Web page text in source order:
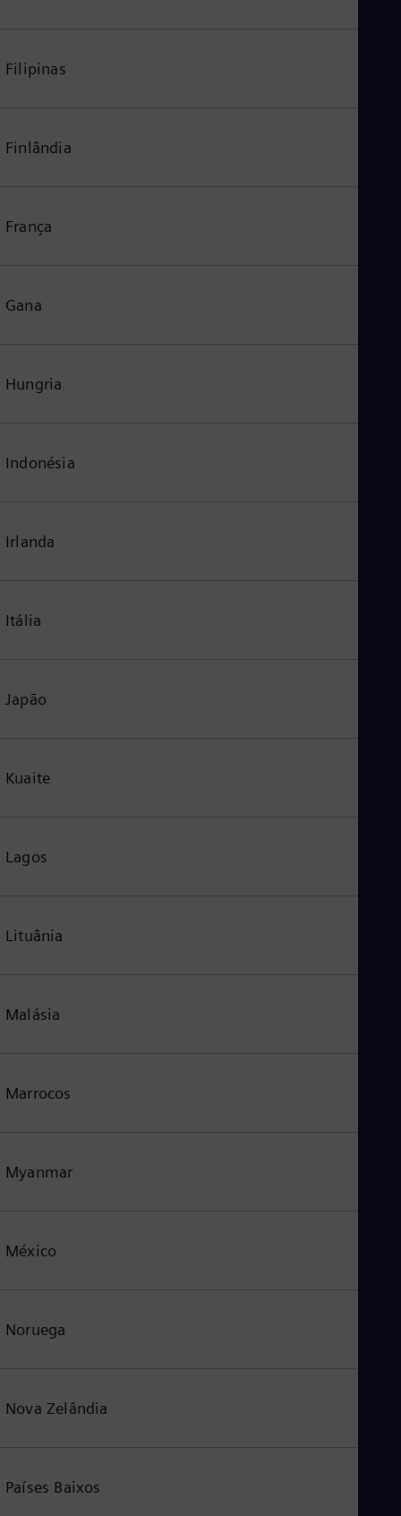
Filipinas
Finlândia
França
Gana
Hungria
Indonésia
Irlanda
Itália
Japão
Kuaite
Lagos
Lituânia
Malásia
Marrocos
Myanmar
México
Noruega
Nova Zelândia
Países Baixos